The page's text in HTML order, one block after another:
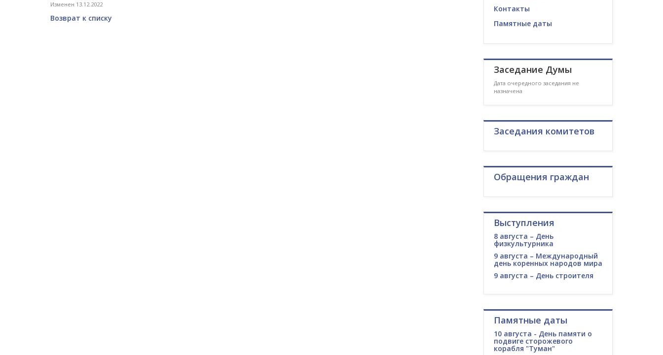
Изменен 13.12.2022
Возврат к списку
Контакты
Памятные даты
Заседание Думы
Дата очередного заседания не
назначена
Заседания комитетов
Обращения граждан
Выступления
8 августа – День
физкультурника
9 августа – Международный
день коренных народов мира
9 августа – День строителя
Памятные даты
10 августа - День памяти о
подвиге сторожевого
корабля "Туман"